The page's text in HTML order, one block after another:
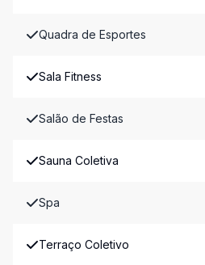
Quadra de Esportes
Sala Fitness
Salão de Festas
Sauna Coletiva
Spa
Terraço Coletivo